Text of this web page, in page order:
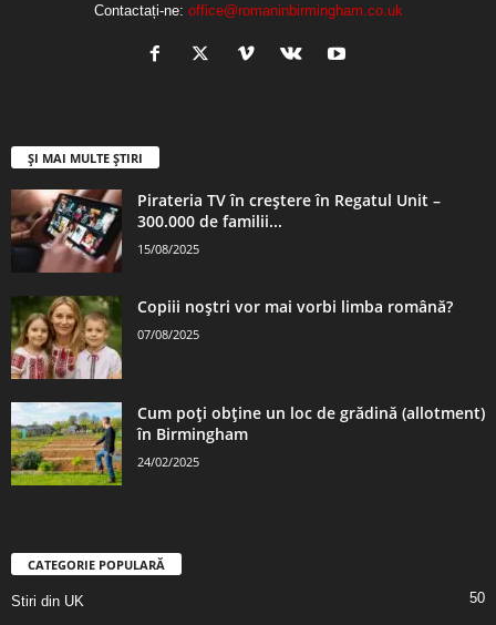
Contactați-ne: office@romaninbirmingham.co.uk
ȘI MAI MULTE ȘTIRI
Pirateria TV în creștere în Regatul Unit –
300.000 de familii...
15/08/2025
Copiii noștri vor mai vorbi limba română?
07/08/2025
Cum poți obține un loc de grădină (allotment)
în Birmingham
24/02/2025
CATEGORIE POPULARĂ
Stiri din UK
50